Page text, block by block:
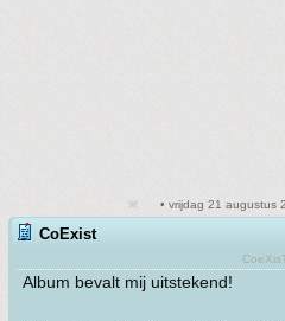
• vrijdag 21 augustus
CoExist
Album bevalt mij uitstekend!